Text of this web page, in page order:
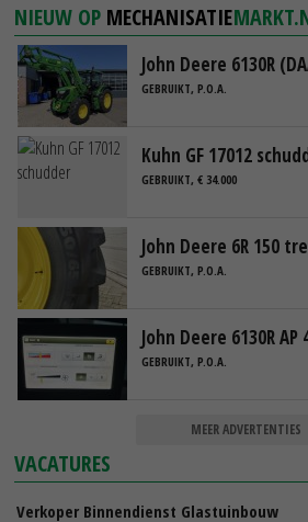
NIEUW OP MECHANISATIE
John Deere 6130R
GEBRUIKT, P.O.A.
Kuhn GF 17012
GEBRUIKT, € 34.000
John Deere 6R 150
GEBRUIKT, P.O.A.
John Deere 6130R
GEBRUIKT, P.O.A.
MEER ADVERTENTIES
VACATURES
Verkoper Binnendienst Glastuinbouw